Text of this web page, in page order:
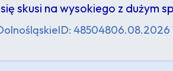
skusi na wysokiego z dużym
ID: 48504806.08.2026